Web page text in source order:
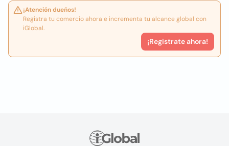
¡Atención dueños!
Registra tu comercio ahora e incrementa tu alcance global con
iGlobal.
¡Registrate ahora!